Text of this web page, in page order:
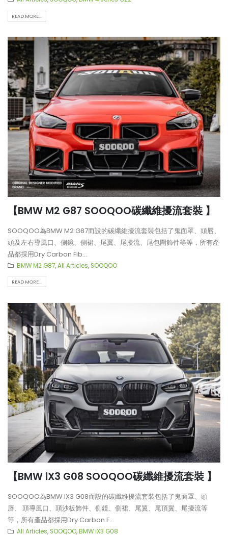
READ MORE...
【BMW M2 G87 SOOQOO碳纖維擾流套裝 】
SOOQOO為BMW M2 G87而設的碳纖維擾流套裝包括了鬼面罩、頭唇、
頭及左右導風口、側鏡、側裙、尾翼、尾擾流、尾包圍飾件等等，所有產
品都採用Dry Carbon Fib...
BMW M2 G87,All Articles, SOOQOO
READ MORE...
【BMW iX3 G08 SOOQOO碳纖維擾流套裝 】
SOOQOO為BMW iX3 G08而設的碳纖維擾流套裝包括了鬼面罩、頭
唇、 頭導風口、頭沙板飾件、側鏡、側裙、尾翼、尾頂翼、尾擾流等
等，所有產品都採用Dry Carbon F...
All Articles, SOOQOO,BMW iX3 G08